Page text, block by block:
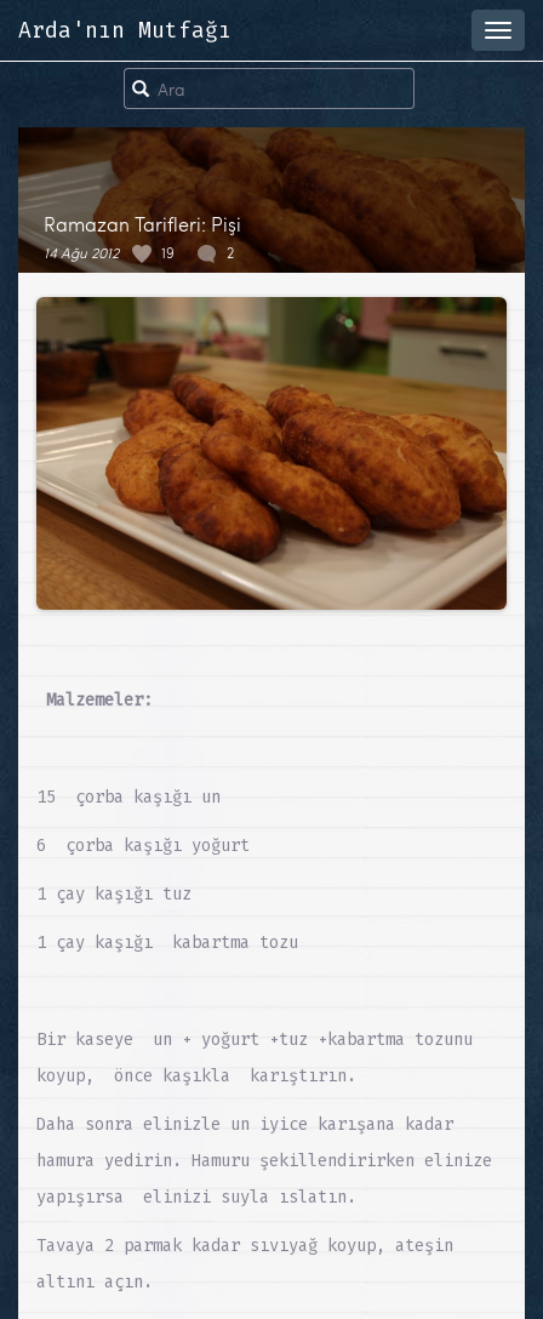
Arda'nın Mutfağı
Ramazan Tarifleri: Pişi
14 Ağu 2012 19 2
Malzemeler:
15 çorba kaşığı un
6 çorba kaşığı yoğurt
1 çay kaşığı tuz
1 çay kaşığı kabartma tozu
Bir kaseye un + yoğurt +tuz +kabartma tozunu
koyup, önce kaşıkla karıştırın.
Daha sonra elinizle un iyice karışana kadar
hamura yedirin. Hamuru şekillendirirken elinize
yapışırsa elinizi suyla ıslatın.
Tavaya 2 parmak kadar sıvıyağ koyup, ateşin
altını açın.